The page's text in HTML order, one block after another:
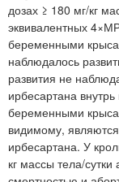
дозах ≥ 180 мг/кг
эквивалентных
беременными
наблюдалось
развития не
ирбесартана
беременными
видимому,
ирбесартана. У
кг массы тела/